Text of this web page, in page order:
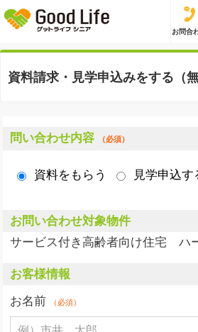
お問合
資料請求・見学申込みをする（無
問い合わせ内容 （必須）
資料をもらう 見学申込す
お問い合わせ対象物件
サービス付き高齢者向け住宅 ハ
お客様情報
お名前
（必須）